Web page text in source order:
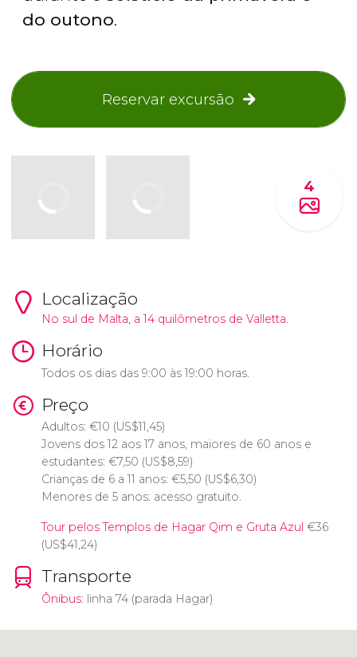
do outono.
Reservar excursão
4
Localização
No sul de Malta, a 14 quilômetros de Valletta.
Horário
Todos os dias das 9:00 às 19:00 horas.
Preço
Adultos: €10 (US$11,45)
Jovens dos 12 aos 17 anos, maiores de 60 anos e
estudantes: €7,50 (US$8,59)
Crianças de 6 a 11 anos: €5,50 (US$6,30)
Menores de 5 anos: acesso gratuito.
Tour pelos Templos de Hagar Qim e Gruta Azul €36
(US$41,24)
Transporte
Ônibus: linha 74 (parada Hagar)